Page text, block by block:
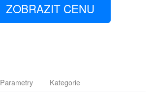
ZOBRAZIT CENU
Parametry Kategorie